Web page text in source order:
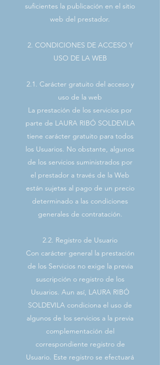
suficientes la publicación en el sitio
web del prestador.
2. CONDICIONES DE ACCESO Y
USO DE LA WEB
2.1. Carácter gratuito del acceso y
uso de la web
La prestación de los servicios por
parte de LAURA RIBÓ SOLDEVILA
tiene carácter gratuito para todos
los Usuarios. No obstante, algunos
de los servicios suministrados por
el prestador a través de la Web
están sujetas al pago de un precio
determinado a las condiciones
generales de contratación.
2.2. Registro de Usuario
Con carácter general la prestación
de los Servicios no exige la previa
suscripción o registro de los
Usuarios. Aun así, LAURA RIBÓ
SOLDEVILA condiciona el uso de
algunos de los servicios a la previa
complementación del
correspondiente registro de
Usuario. Este registro se efectuará